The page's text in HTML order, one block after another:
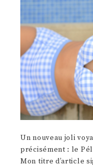
Un nouveau joli
précisément : le
Mon titre d’article